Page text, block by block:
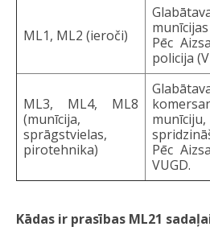
ML1, ML2 (ieroči)
Pēc
policija
ML3, ML4, ML8
(munīcija,
sprāgstvielas,
pirotehnika)
Pēc
VUGD.
Kādas ir prasības ML21